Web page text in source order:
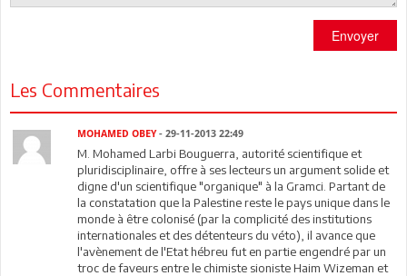
Envoyer
Les Commentaires
MOHAMED OBEY- 29-11-2013 22:49
M. Mohamed Larbi Bouguerra, autorité scientifique et
pluridisciplinaire, offre à ses lecteurs un argument solide et
digne d'un scientifique "organique" à la Gramci. Partant de
la constatation que la Palestine reste le pays unique dans le
monde à être colonisé (par la complicité des institutions
internationales et des détenteurs du véto), il avance que
l'avènement de l'Etat hébreu fut en partie engendré par un
troc de faveurs entre le chimiste sioniste Haim Wizeman et